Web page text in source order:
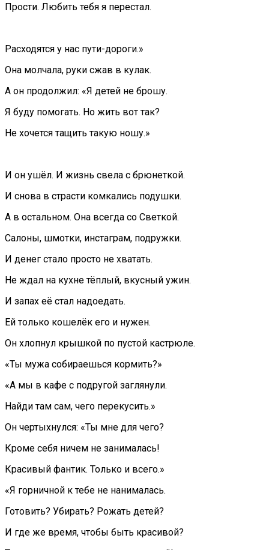
Прости. Любить тебя я перестал.
Расходятся у нас пути-дороги.»
Она молчала, руки сжав в кулак.
А он продолжил: «Я детей не брошу.
Я буду помогать. Но жить вот так?
Не хочется тащить такую ношу.»
И он ушёл. И жизнь свела с брюнеткой.
И снова в страсти комкались подушки.
А в остальном. Она всегда со Светкой.
Салоны, шмотки, инстаграм, подружки.
И денег стало просто не хватать.
Не ждал на кухне тёплый, вкусный ужин.
И запах её стал надоедать.
Ей только кошелёк его и нужен.
Он хлопнул крышкой по пустой кастрюле.
«Ты мужа собираешься кормить?»
«А мы в кафе с подругой заглянули.
Найди там сам, чего перекусить.»
Он чертыхнулся: «Ты мне для чего?
Кроме себя ничем не занималась!
Красивый фантик. Только и всего.»
«Я горничной к тебе не нанималась.
Готовить? Убирать? Рожать детей?
И где же время, чтобы быть красивой?